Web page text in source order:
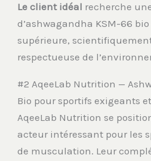
Le client idéal recherche
d’ashwagandha KSM-66
supérieure,
respectueuse de
#2 AqeeLab Nutrition —
Bio pour sportifs exigeants
AqeeLab Nutrition se
acteur intéressant pour les
de musculation. Leur